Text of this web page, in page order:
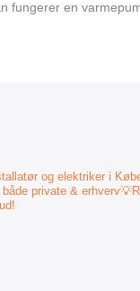
fungerer en
og elektriker i
private &